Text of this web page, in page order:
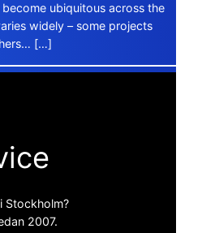
ubiquitous across the
widely – some projects
[…]
Stockholm?
2007.